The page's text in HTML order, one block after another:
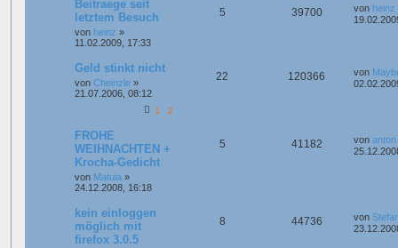
Beitraege seit
letztem Besuch
von heinz »
11.02.2009, 17:33
5 39700 von heinz
Geld stinkt nicht
von Cheinzle »
21.07.2006, 08:12
1 2
22 120366 von
FROHE
WEIHNACHTEN +
Krocha-Gedicht
von Matula »
24.12.2008, 16:18
5 41182 von anton
kein einloggen
möglich mit
firefox 3.0.5
8 44736 von